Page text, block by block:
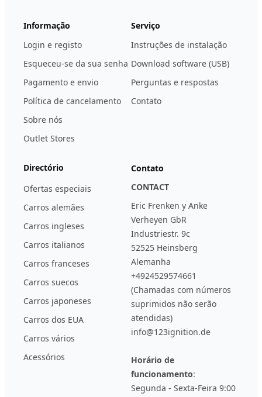
Informação
Login e registo
Esqueceu-se da sua senha
Pagamento e envio
Política de cancelamento
Sobre nós
Outlet Stores
Serviço
Instruções de instalação
Download software (USB)
Perguntas e respostas
Contato
Directório
Ofertas especiais
Carros alemães
Carros ingleses
Carros italianos
Carros franceses
Carros suecos
Carros japoneses
Carros dos EUA
Carros vários
Acessórios
Contato
CONTACT
Eric Frenken y Anke
Verheyen GbR
Industriestr. 9c
52525 Heinsberg
Alemanha
+4924529574661
(Chamadas com números
suprimidos não serão
atendidas)
info@123ignition.de
Horário de
funcionamento:
Segunda - Sexta-Feira 9:00